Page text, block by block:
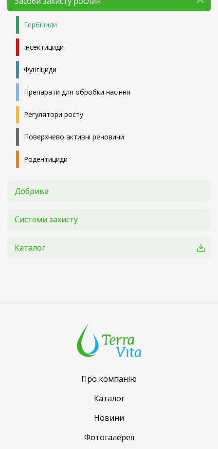
Гербіциди
Інсектициди
Фунгіциди
Препарати для обробки насіння
Регулятори росту
Поверхнево активні речовини
Родентициди
Добрива
Системи захисту
Каталог
Про компанію
Каталог
Новини
Фотогалерея